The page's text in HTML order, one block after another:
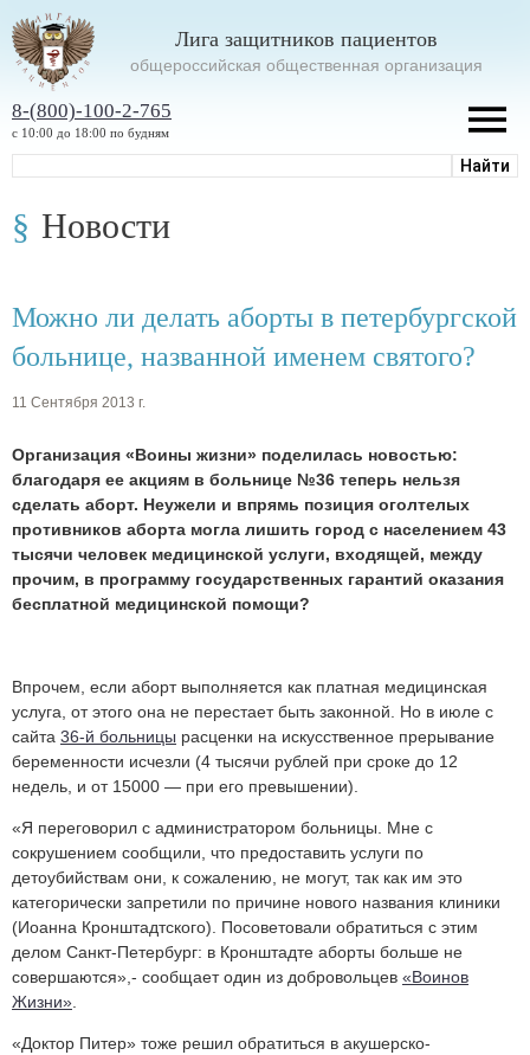
Лига защитников пациентов
oбщероссийская общественная организация
8-(800)-100-2-765
с 10:00 до 18:00 по будням
Новости
Можно ли делать аборты в петербургской
больнице, названной именем святого?
11 Сентября 2013 г.
Организация «Воины жизни» поделилась новостью:
благодаря ее акциям в больнице №36 теперь нельзя
сделать аборт. Неужели и впрямь позиция оголтелых
противников аборта могла лишить город с населением 43
тысячи человек медицинской услуги, входящей, между
прочим, в программу государственных гарантий оказания
бесплатной медицинской помощи?
Впрочем, если аборт выполняется как платная медицинская
услуга, от этого она не перестает быть законной. Но в июле с
сайта 36-й больницы расценки на искусственное прерывание
беременности исчезли (4 тысячи рублей при сроке до 12
недель, и от 15000 — при его превышении).
«Я переговорил с администратором больницы. Мне с
сокрушением сообщили, что предоставить услуги по
детоубийствам они, к сожалению, не могут, так как им это
категорически запретили по причине нового названия клиники
(Иоанна Кронштадтского). Посоветовали обратиться с этим
делом Санкт-Петербург: в Кронштадте аборты больше не
совершаются»,- сообщает один из добровольцев «Воинов
Жизни»
«Доктор Питер» тоже решил обратиться в акушерско-